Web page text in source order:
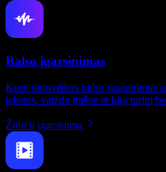
Balso įgarsinimas
Kurti tikroviškus balso įgarsinimus
tekstus, vaizdo įrašus ar kitą turinį
Žiūrėti įgarsinimą